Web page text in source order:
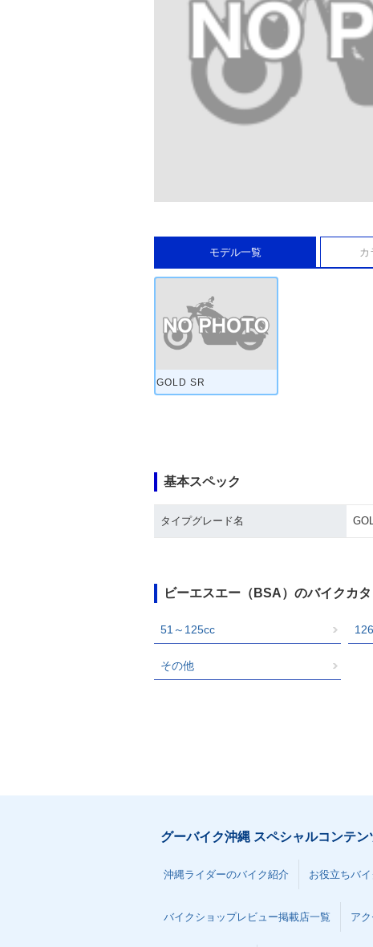
モデル一覧 カ
GOLD SR
基本スペック
タイプグレード名
ビーエスエー（BSA）のバイクカ
51～125cc
その他
グーバイク沖縄 スペシャルコンテン
沖縄ライダーのバイク紹介 お役立ちバ
バイクショップレビュー掲載店一覧 ア